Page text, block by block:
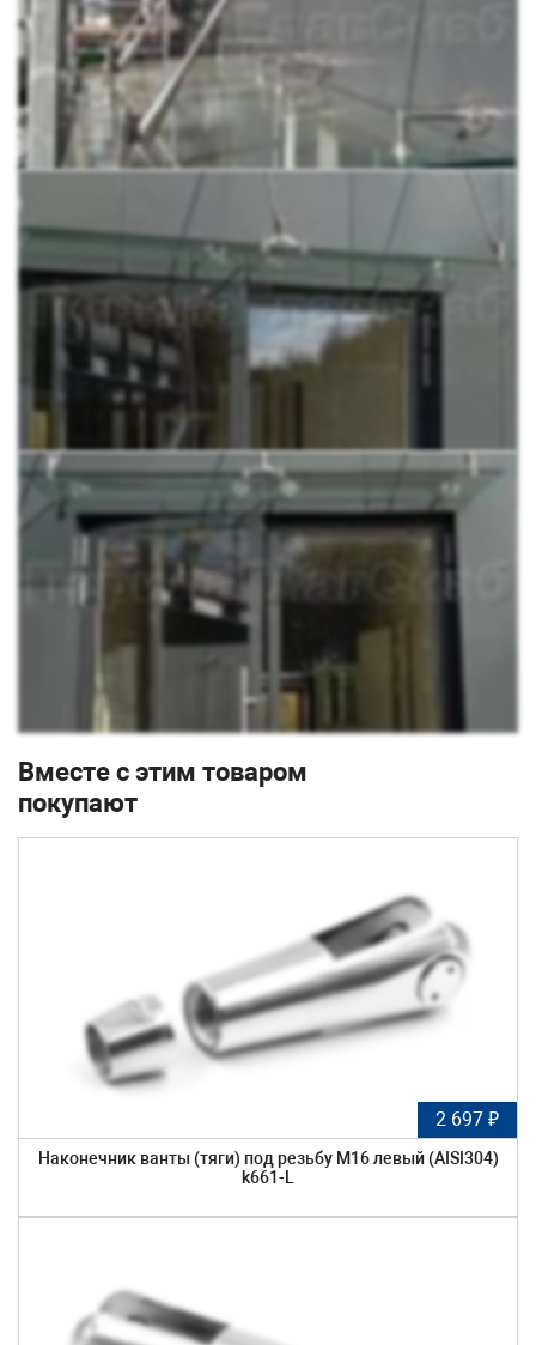
Его не прожгёшь моющим средством, как
поликарбонат. Лишь иногда протирайте его и он
всегда будет как новенький.
Подходит для любых климатических зон.
одинаково устойчиво к влаге, заморозкам, жаре и
сильному ветру.
Установка навесного козырька на вантах предельно
проста и может быть выполнена собственными усилиями
без привлечения сторонних специалистов:
Крепим настенные держатели
Закрепляем рутель на стекло
Затем надеваем наконечник на вант и крепим их на
настенные держатели
Крепим стекло на держатель к стене и фиксируем на
В комплект входит:
k658
k659
- 3 шт
- 3 шт
k661-L
k661-R
k668-16-1450
Вместе с этим товаром
покупают
2 697 ₽
Наконечник ванты (тяги) под резьбу М16 левый (AISI304)
k661-L